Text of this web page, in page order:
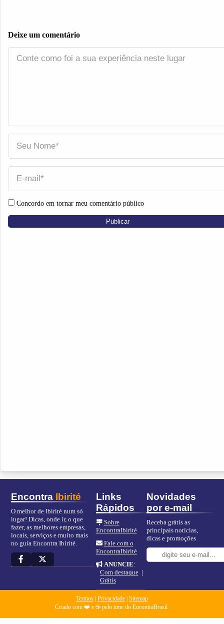
Deixe um comentário
Concordo em tornar meu comentário público
Encontra Ibirité
O melhor de Ibirité num só
lugar! Dicas, onde ir, o que
fazer, as melhores empresas,
locais, serviços e muito mais
no guia Encontra Ibirité.
Links
Rápidos
Sobre
EncontraIbirité
Fale com o
EncontraIbirité
ANUNCIE:
Com destaque|
Grátis
Novidades
por e-mail
Receba grátis as
principais notícias,
dicas e promoções
Termos | Privacidade | Sitemap
Criado com ❤️ e ☕ pelo time do EncontraBrasil